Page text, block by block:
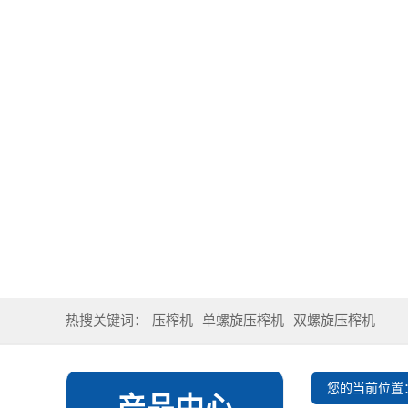
热搜关键词： 压榨机 单螺旋压榨机 双螺旋压榨机
您的当前位置